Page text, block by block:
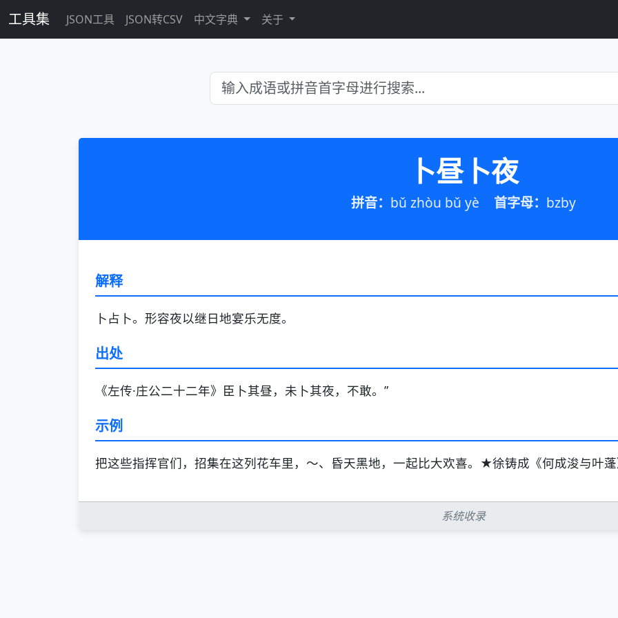
工具集 JSON工具 JSON转CSV 中文字典 关于
卜昼卜夜
拼音： bǔ zhòu bǔ yè 首字母： bzby
解释
卜占卜。形容夜以继日地宴乐无度。
出处
《左传·庄公二十二年》臣卜其昼，未卜其夜，不敢。”
示例
把这些指挥官们，招集在这列花车里，～、昏天黑地，一起比大欢喜。★徐铸成《何成浚与叶
系统收录